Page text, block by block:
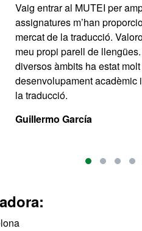
Vaig entrar al MUTEI per
assignatures m’han
mercat de la traducció.
meu propi parell de
diversos àmbits ha estat
desenvolupament acadèmic
la traducció.
Guillermo García